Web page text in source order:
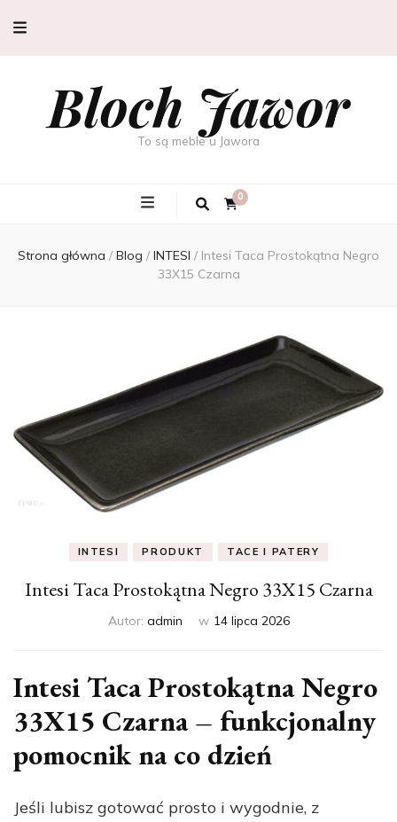
Bloch Jawor
To są meble u Jawora
0
Strona główna / Blog / INTESI / Intesi Taca Prostokątna Negro
33X15 Czarna
INTESI PRODUKT TACE I PATERY
Intesi Taca Prostokątna Negro 33X15 Czarna
Autor: admin w 14 lipca 2026
Intesi Taca Prostokątna Negro
33X15 Czarna – funkcjonalny
pomocnik na co dzień
Jeśli lubisz gotować prosto i wygodnie, z